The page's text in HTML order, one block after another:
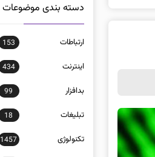
دسته بندی موضوعات
ارتباطات 153
اينترنت 434
بدافزار 99
تبلیغات 18
تکنولوژی 1457